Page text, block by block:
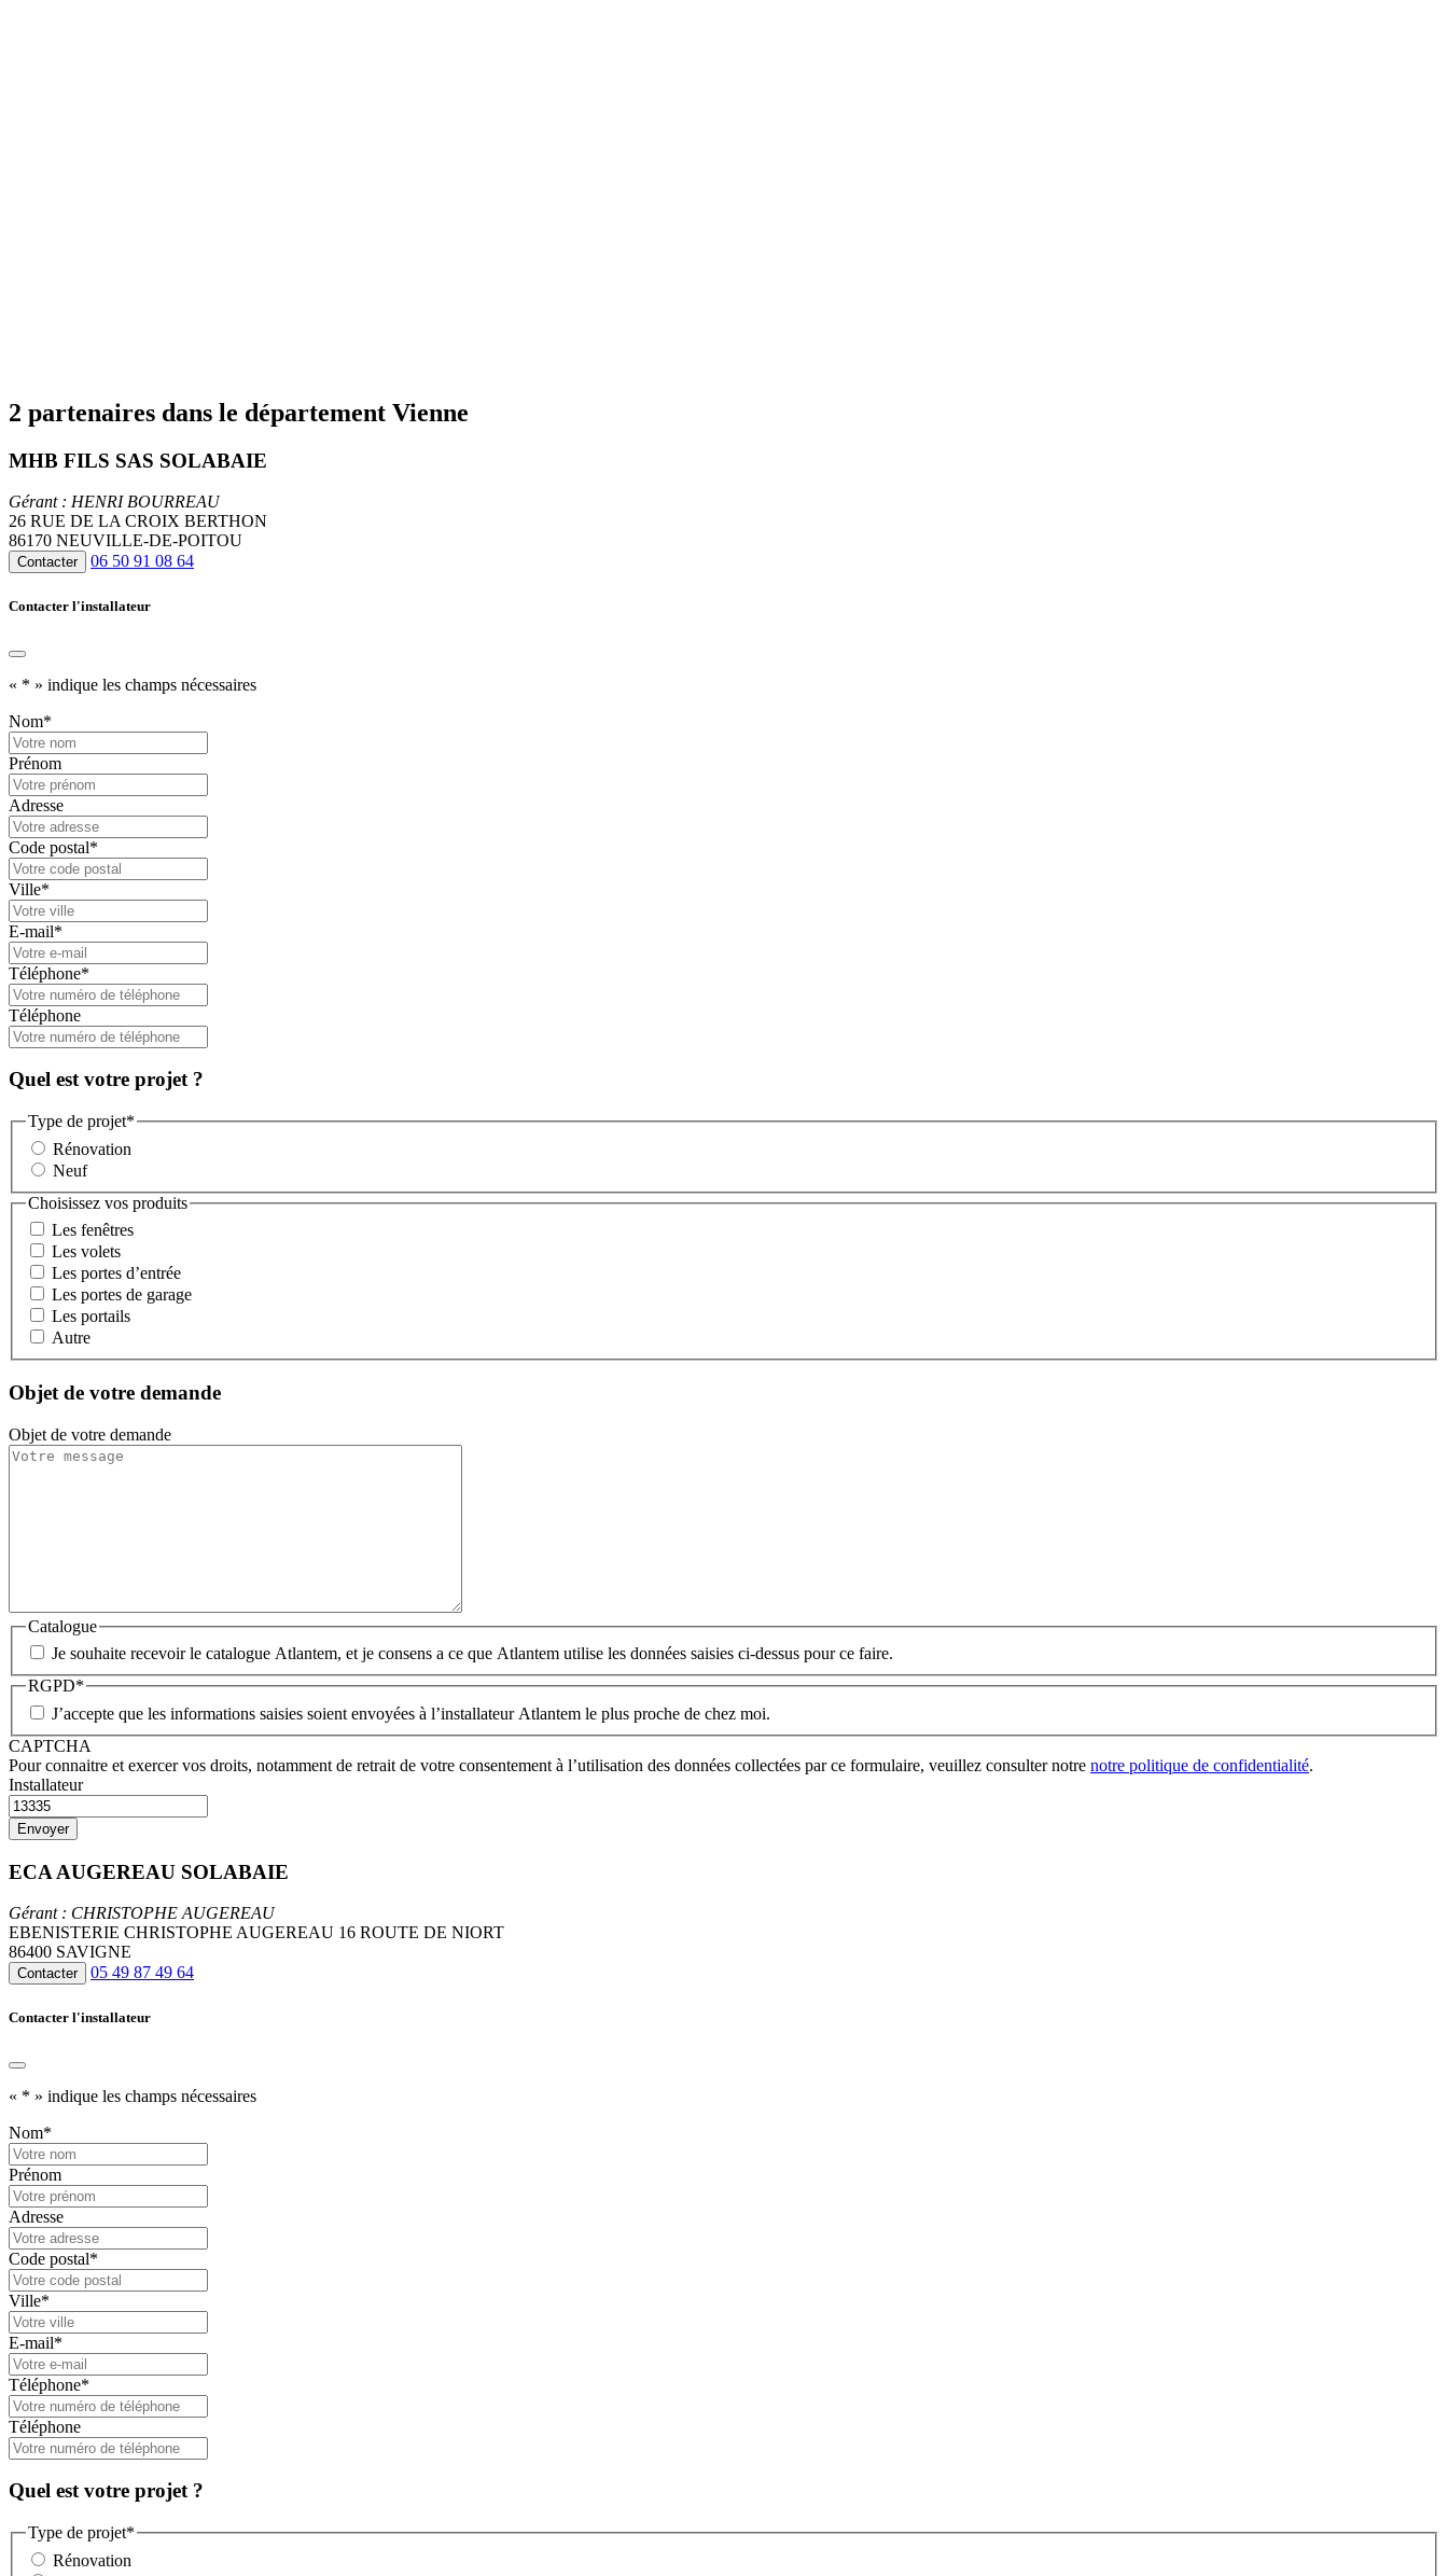
2 partenaires dans le département Vienne
MHB FILS SAS SOLABAIE
Gérant : HENRI BOURREAU
26 RUE DE LA CROIX BERTHON
86170 NEUVILLE-DE-POITOU
Contacter 06 50 91 08 64
Contacter l'installateur
« * » indique les champs nécessaires
Nom*
Prénom
Adresse
Code postal*
Ville*
E-mail*
Téléphone*
Téléphone
Quel est votre projet ?
Type de projet*
Rénovation
Neuf
Choisissez vos produits
Les fenêtres
Les volets
Les portes d’entrée
Les portes de garage
Les portails
Autre
Objet de votre demande
Objet de votre demande
Catalogue
Je souhaite recevoir le catalogue Atlantem, et je consens a ce que Atlantem utilise les données saisies ci-dessus pour ce faire.
RGPD*
J’accepte que les informations saisies soient envoyées à l’installateur Atlantem le plus proche de chez moi.
CAPTCHA
Pour connaitre et exercer vos droits, notamment de retrait de votre consentement à l’utilisation des données collectées par ce formulaire, veuillez consulter notre notre politique de confidentialité.
Installateur
ECA AUGEREAU SOLABAIE
Gérant : CHRISTOPHE AUGEREAU
EBENISTERIE CHRISTOPHE AUGEREAU 16 ROUTE DE NIORT
86400 SAVIGNE
Contacter 05 49 87 49 64
Contacter l'installateur
« * » indique les champs nécessaires
Nom*
Prénom
Adresse
Code postal*
Ville*
E-mail*
Téléphone*
Téléphone
Quel est votre projet ?
Type de projet*
Rénovation